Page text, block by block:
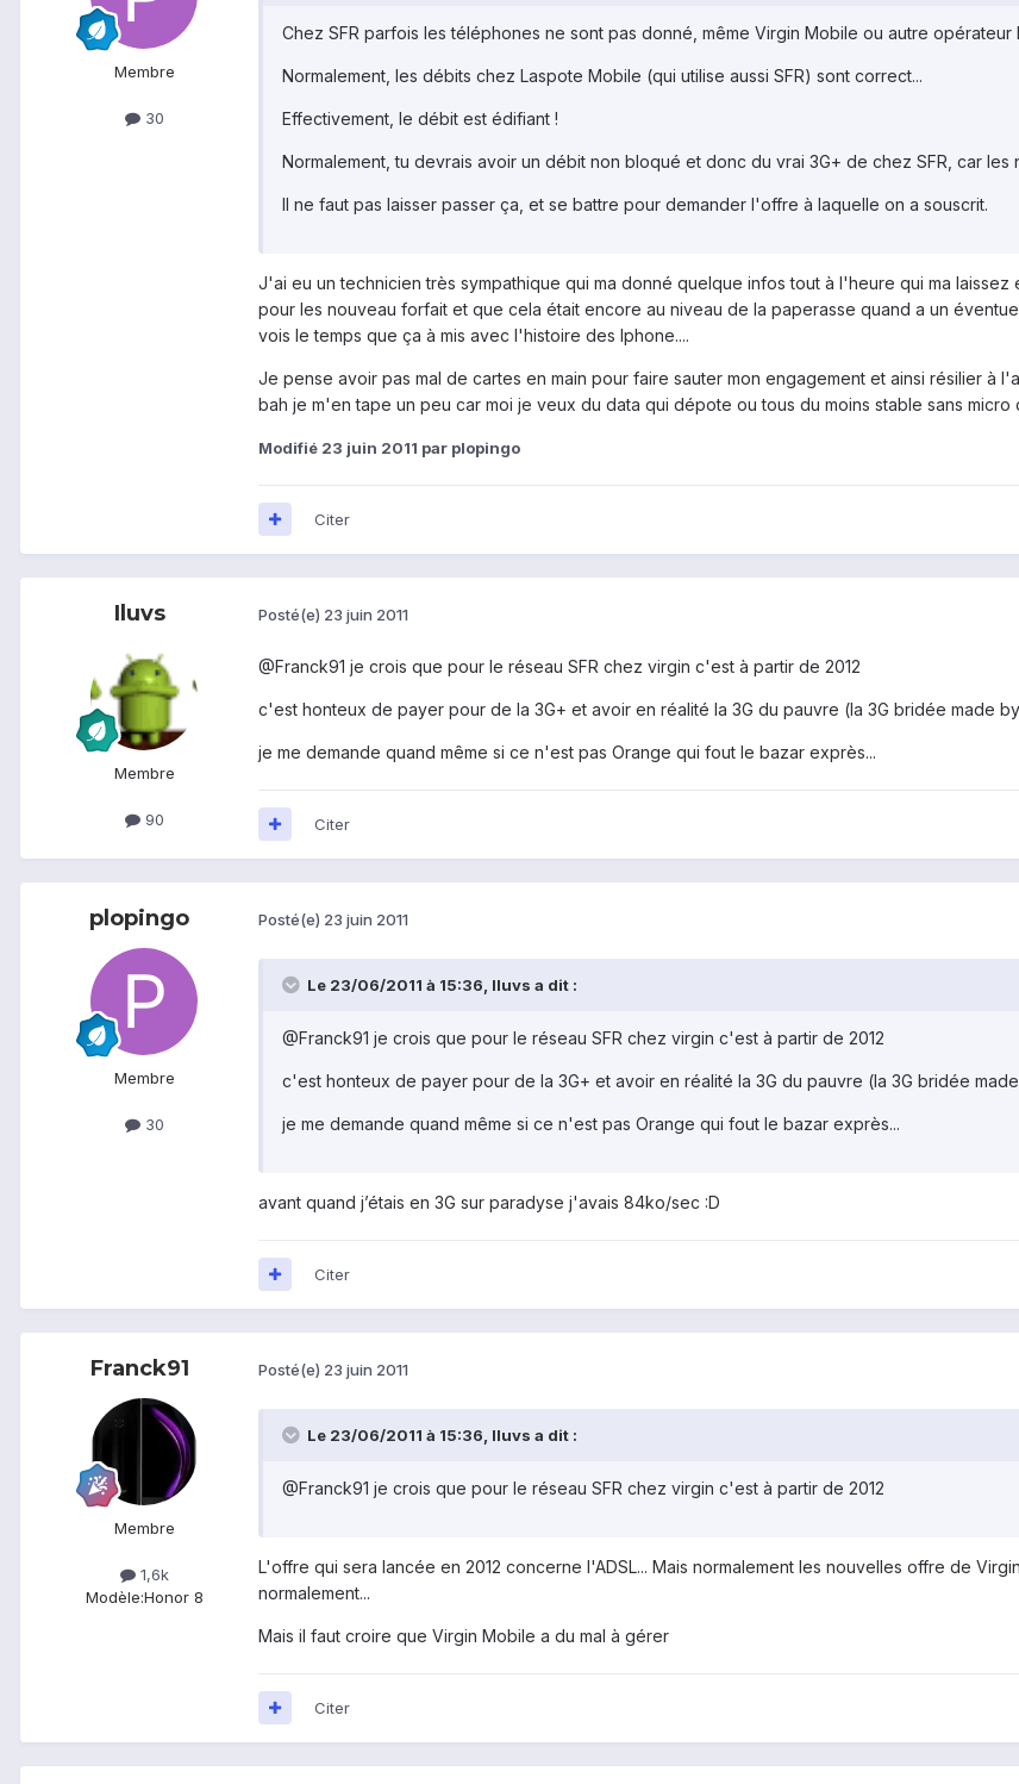
Membre
30
Chez SFR parfois les téléphones ne sont pas donné, même Virgin Mobile ou autre
Normalement, les débits chez Laspote Mobile (qui utilise aussi SFR) sont correct...
Effectivement, le débit est édifiant !
Normalement, tu devrais avoir un débit non bloqué et donc du vrai 3G+ de chez SFR, car
Il ne faut pas laisser passer ça, et se battre pour demander l'offre à laquelle on a souscrit.
J'ai eu un technicien très sympathique qui ma donné quelque infos tout à l'heure qui ma
pour les nouveau forfait et que cela était encore au niveau de la paperasse quand a un
vois le temps que ça à mis avec l'histoire des Iphone....
Je pense avoir pas mal de cartes en main pour faire sauter mon engagement et ainsi résilier à
bah je m'en tape un peu car moi je veux du data qui dépote ou tous du moins stable sans micro
Modifié 23 juin 2011 par plopingo
Citer
Iluvs
Membre
90
Posté(e) 23 juin 2011
@Franck91 je crois que pour le réseau SFR chez virgin c'est à partir de 2012
c'est honteux de payer pour de la 3G+ et avoir en réalité la 3G du pauvre (la 3G bridée made by
je me demande quand même si ce n'est pas Orange qui fout le bazar exprès...
Citer
plopingo
Membre
30
Posté(e) 23 juin 2011
Le 23/06/2011 à 15:36, Iluvs a dit :
@Franck91 je crois que pour le réseau SFR chez virgin c'est à partir de 2012
c'est honteux de payer pour de la 3G+ et avoir en réalité la 3G du pauvre (la 3G bridée made
je me demande quand même si ce n'est pas Orange qui fout le bazar exprès...
avant quand j’étais en 3G sur paradyse j'avais 84ko/sec :D
Citer
Franck91
Membre
1,6k
Modèle:Honor 8
Posté(e) 23 juin 2011
Le 23/06/2011 à 15:36, Iluvs a dit :
@Franck91 je crois que pour le réseau SFR chez virgin c'est à partir de 2012
L'offre qui sera lancée en 2012 concerne l'ADSL... Mais normalement les nouvelles offre de
normalement...
Mais il faut croire que Virgin Mobile a du mal à gérer
Citer